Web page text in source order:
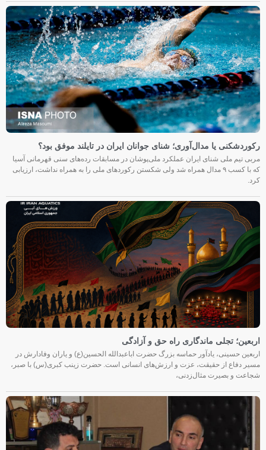
رکوردشکنی یا مدال‌آوری؛ شنای جوانان ایران در تایلند موفق بود؟
مربی تیم ملی شنای ایران عملکرد ملی‌پوشان در مسابقات رده‌های سنی قهرمانی آسیا
که با کسب ۹ مدال همراه شد ولی شکستن رکوردهای ملی را به همراه نداشت، ارزیابی
کرد.
اربعین؛ تجلی ماندگاری راه حق و آزادگی
اربعین حسینی، یادآور حماسه بزرگ حضرت اباعبدالله الحسین(ع) و یاران وفادارش در
مسیر دفاع از حقیقت، عزت و ارزش‌های انسانی است. حضرت زینب کبری(س) با صبر،
شجاعت و بصیرت مثال‌زدنی،